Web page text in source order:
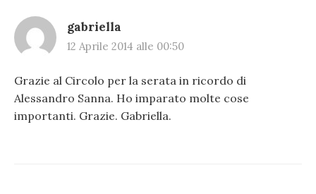
gabriella
12 Aprile 2014 alle 00:50
Grazie al Circolo per la serata in ricordo di
Alessandro Sanna. Ho imparato molte cose
importanti. Grazie. Gabriella.